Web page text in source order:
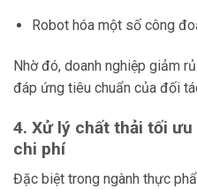
Robot hóa một số công
Nhờ đó, doanh nghiệp giảm
đáp ứng tiêu chuẩn của đối
4. Xử lý chất thải tối
chi phí
Đặc biệt trong ngành thực